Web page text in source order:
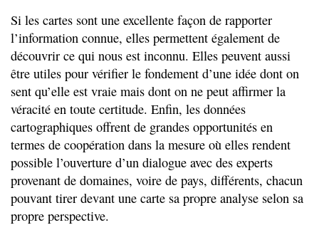
Si les cartes sont une excellente façon de rapporter
l’information connue, elles permettent également de
découvrir ce qui nous est inconnu. Elles peuvent aussi
être utiles pour vérifier le fondement d’une idée dont on
sent qu’elle est vraie mais dont on ne peut affirmer la
véracité en toute certitude. Enfin, les données
cartographiques offrent de grandes opportunités en
termes de coopération dans la mesure où elles rendent
possible l’ouverture d’un dialogue avec des experts
provenant de domaines, voire de pays, différents, chacun
pouvant tirer devant une carte sa propre analyse selon sa
propre perspective.